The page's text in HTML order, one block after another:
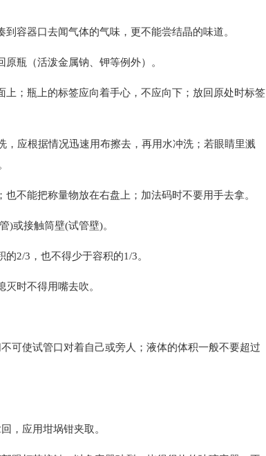
容器口去闻气体的气味，更不能尝结晶的味道。
瓶（活泼金属钠、钾等例外）。
；瓶上的标签应向着手心，不应向下；放回原处时标签
，应根据情况迅速用布擦去，再用水冲洗；若眼睛里溅
不能把称量物放在右盘上；加法码时不要用手去拿。
)或接触筒壁(试管壁)。
2/3，也不得少于容积的1/3。
时不得用嘴去吹。
可使试管口对着自己或旁人；液体的体积一般不要超过
，应用坩埚钳夹取。